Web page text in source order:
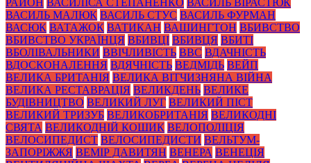
ВАСИЛЬ МАЛЮК ВАСИЛЬ СТУС ВАСИЛЬ ФУРМАН
ВАСЮК ВАТАЖОК ВАТИКАН ВАШИНГТОН ВБИВСТВО
ВБИВСТВО УКРАЇНЦЯ ВБИВЦІ ВБИВЦЯ ВБИТІ
ВБОЛІВАЛЬНИКИ ВВІЧЛИВІСТЬ ВВС ВДАЧНІСТЬ
ВДОСКОНАЛЕННЯ ВДЯЧНІСТЬ ВЕДМІДЬ ВЕЙП
ВЕЛИКА БРИТАНІЯ ВЕЛИКА ВІТЧИЗНЯНА ВІЙНА
ВЕЛИКА РЕСТАВРАЦІЯ ВЕЛИКДЕНЬ ВЕЛИКЕ
БУДІВНИЦТВО ВЕЛИКИЙ ЛУГ ВЕЛИКИЙ ПІСТ
ВЕЛИКИЙ ТРИЗУБ ВЕЛИКОБРИТАНІЯ ВЕЛИКОДНІ
СВЯТА ВЕЛИКОДНІЙ КОШИК ВЕЛОПОЛІЦІЯ
ВЕЛОСИПЕДИСТ ВЕЛОСИПЕДИСТИ ВЕЛЬТУМ-
ЗАПОРІЖЖЯ ВЕМІР ДАВИТЯН ВЕНЕРА ВЕНЕЦІЯ